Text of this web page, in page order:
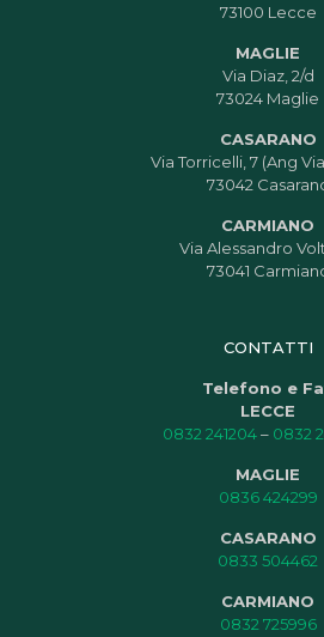
73100 Lecce
MAGLIE
Via Diaz, 2/d
73024 Maglie
CASARANO
Via Torricelli, 7 (Ang
73042
CARMIANO
Via Alessandro
73041
CONTATTI
Telefono e
LECCE
0832 241204– 0832
MAGLIE
0836 424299
CASARANO
0833 504462
CARMIANO
0832 725996